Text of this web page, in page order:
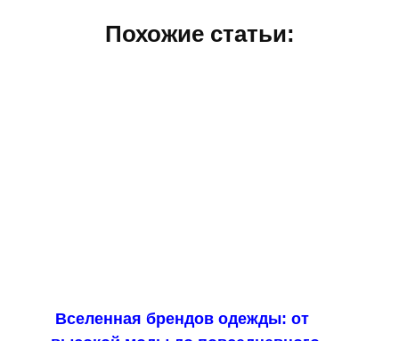
Похожие статьи:
Вселенная брендов одежды: от